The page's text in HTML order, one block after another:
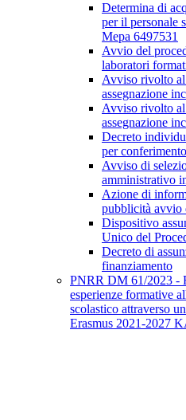
Determina di
per il personale
Mepa 6497531
Avvio del
laboratori
Avviso rivolto al
assegnazione
Avviso rivolto al
assegnazione
Decreto
per
Avviso di
amministrativo
Azione di
pubblicità
Dispositivo
Unico del
Decreto di
finanziamento
PNRR DM 61/2023 -
esperienze formative
scolastico attraverso
Erasmus 2021-2027